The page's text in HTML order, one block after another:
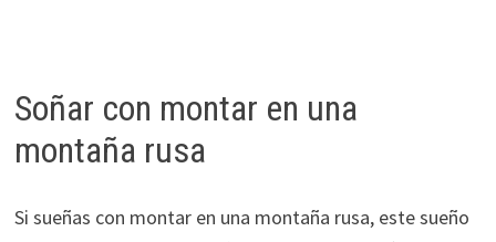
Soñar con montar en una
montaña rusa
Si sueñas con montar en una montaña rusa, este sueño